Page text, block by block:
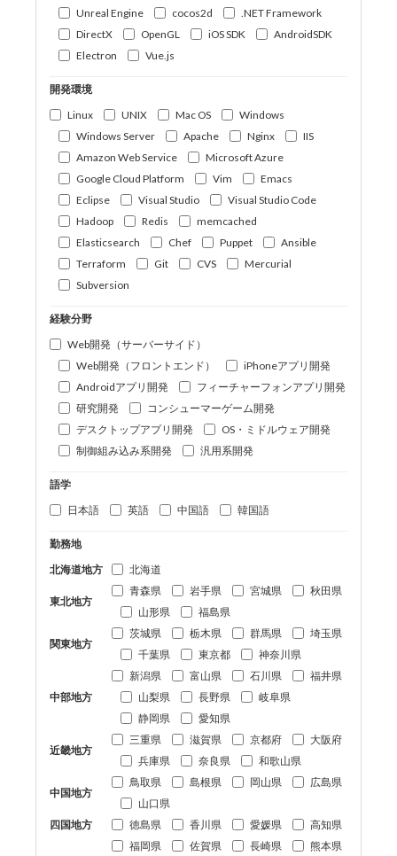
Unreal Engine
cocos2d
.NET Framework
DirectX
OpenGL iOS SDK
AndroidSDK
Electron
Vue.js
開発環境
Linux
UNIX Mac OS
Windows
Windows Server
Apache Nginx
IIS
Amazon Web Service
Microsoft Azure
Google Cloud Platform
Vim
Emacs
Eclipse
Visual Studio
Visual Studio Code
Hadoop
Redis
memcached
Elasticsearch
Chef Puppet
Ansible
Terraform
Git CVS
Mercurial
Subversion
経験分野
Web開発（サーバーサイド）
Web開発（フロントエンド）
iPhoneアプリ開発
Androidアプリ開発
フィーチャーフォンアプリ開発
研究開発
コンシューマーゲーム開発
デスクトップアプリ開発
OS・ミドルウェア開発
制御組み込み系開発
汎用系開発
語学
日本語
英語 中国語 韓国語
勤務地
北海道地方
北海道
東北地方
青森県 岩手県 宮城県
秋田県
山形県
福島県
関東地方
茨城県 栃木県 群馬県
埼玉県
千葉県
東京都 神奈川県
中部地方
新潟県 富山県 石川県
福井県
山梨県
長野県
岐阜県
静岡県
愛知県
近畿地方
三重県 滋賀県 京都府
大阪府
兵庫県
奈良県 和歌山県
中国地方
鳥取県 島根県 岡山県
広島県
山口県
四国地方
徳島県 香川県 愛媛県 高知県
福岡県 佐賀県 長崎県
熊本県